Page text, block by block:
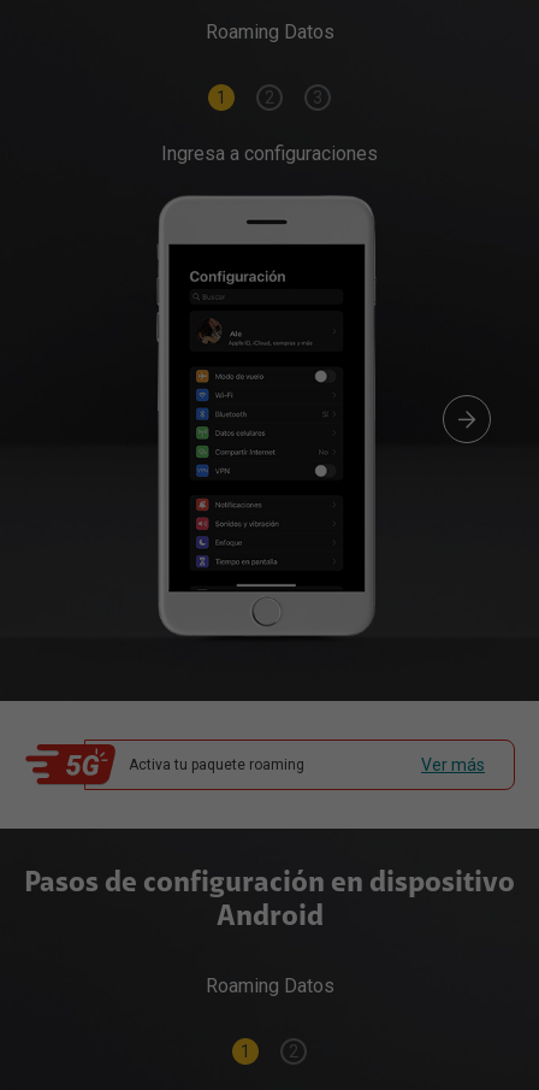
Roaming Datos
1 2 3
Ingresa a configuraciones
Activa tu paquete roaming Ver más
Pasos de configuración en dispositivo
Android
Roaming Datos
1 2